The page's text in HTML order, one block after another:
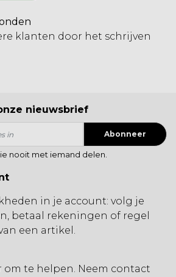
klanten door het schrijven
nieuwsbrief
Abonneer
nooit met iemand delen.
in je account: volg je
betaal rekeningen of regel
een artikel.
om te helpen. Neem contact